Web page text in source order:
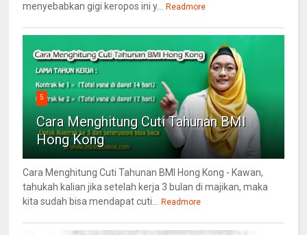
menyebabkan gigi keropos ini y... Readmore
5
Cara Menghitung Cuti Tahunan BMI
Hong Kong
Cara Menghitung Cuti Tahunan BMI Hong Kong - Kawan,
tahukah kalian jika setelah kerja 3 bulan di majikan, maka
kita sudah bisa mendapat cuti... Readmore